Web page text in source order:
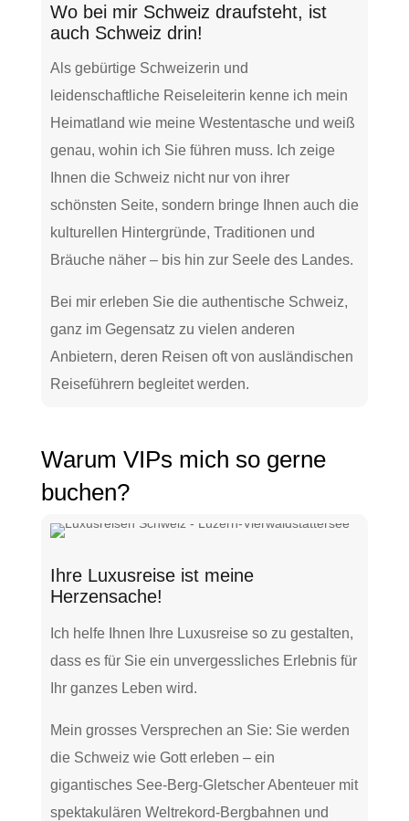
Wo bei mir Schweiz draufsteht, ist
auch Schweiz drin!
Als gebürtige Schweizerin und
leidenschaftliche Reiseleiterin kenne ich mein
Heimatland wie meine Westentasche und weiß
genau, wohin ich Sie führen muss. Ich zeige
Ihnen die Schweiz nicht nur von ihrer
schönsten Seite, sondern bringe Ihnen auch die
kulturellen Hintergründe, Traditionen und
Bräuche näher – bis hin zur Seele des Landes.
Bei mir erleben Sie die authentische Schweiz,
ganz im Gegensatz zu vielen anderen
Anbietern, deren Reisen oft von ausländischen
Reiseführern begleitet werden.
Warum VIPs mich so gerne
buchen?
Ihre Luxusreise ist meine
Herzensache!
Ich helfe Ihnen Ihre Luxusreise so zu gestalten,
dass es für Sie ein unvergessliches Erlebnis für
Ihr ganzes Leben wird.
Mein grosses Versprechen an Sie: Sie werden
die Schweiz wie Gott erleben – ein
gigantisches See-Berg-Gletscher Abenteuer mit
spektakulären Weltrekord-Bergbahnen und